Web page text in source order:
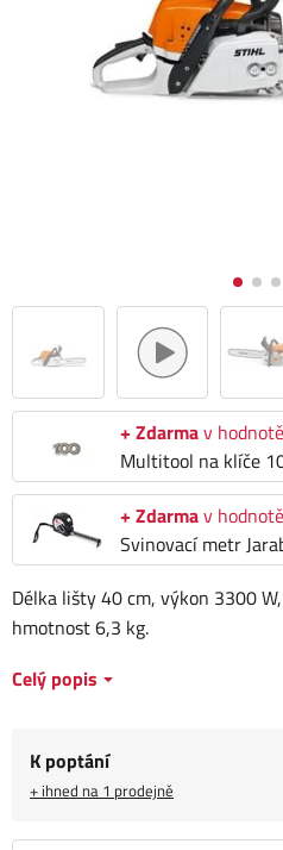
+ Zdarmav
Multitool na klíče
+ Zdarmav
Svinovací metr
Délka lišty 40 cm, výkon 3300
hmotnost 6,3 kg.
Celý popis
K poptání
+ ihned na 1 prodejně